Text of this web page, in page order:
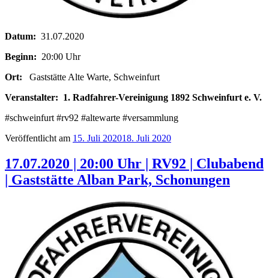
Datum: 31.07.2020
Beginn: 20:00 Uhr
Ort: Gaststätte Alte Warte, Schweinfurt
Veranstalter: 1. Radfahrer-Vereinigung 1892 Schweinfurt e. V.
#schweinfurt #rv92 #altewarte #versammlung
Veröffentlicht am 15. Juli 202018. Juli 2020
17.07.2020 | 20:00 Uhr | RV92 | Clubabend
| Gaststätte Alban Park, Schonungen